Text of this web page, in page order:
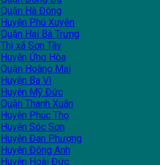
Quận Hà Đông
Huyện Phú Xuyên
Quận Hai Bà Trưng
Thị xã Sơn Tây
Huyện Ứng Hòa
Quận Hoàng Mai
Huyện Ba Vì
Huyện Mỹ Đức
Quận Thanh Xuân
Huyện Phúc Thọ
Huyện Sóc Sơn
Huyện Đan Phượng
Huyện Đông Anh
Huyện Hoài Đức